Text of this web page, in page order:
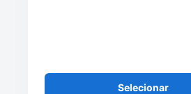
Selecionar